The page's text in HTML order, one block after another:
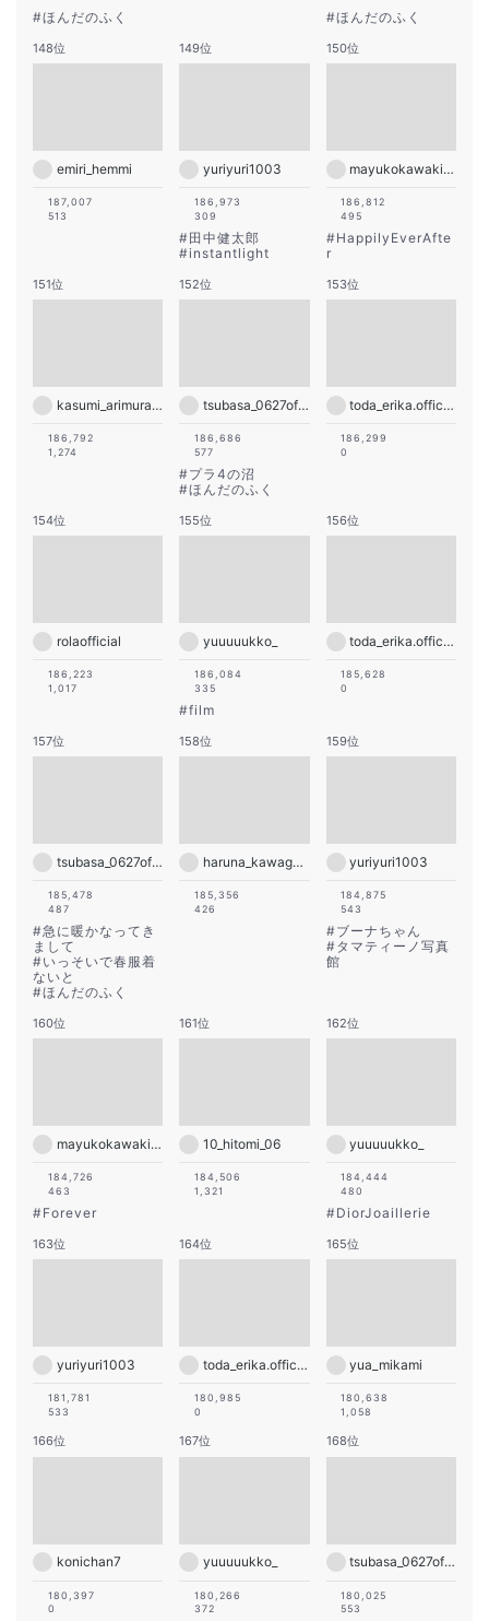
#ほんだのふく #ほんだのふく
148位
emiri_hemmi
187,007
513
149位
yuriyuri1003
186,973
309
#田中健太郎
#instantlight
150位
mayukokawakitaofficial
186,812
495
#HappilyEverAfte
r
151位
kasumi_arimura.official
186,792
1,274
152位
tsubasa_0627official
186,686
577
#プラ4の沼
#ほんだのふく
153位
toda_erika.official
186,299
0
154位
rolaofficial
186,223
1,017
155位
yuuuuukko_
186,084
335
#film
156位
toda_erika.official
185,628
0
157位
tsubasa_0627official
185,478
487
#急に暖かなってき
まして
#いっそいで春服着
ないと
#ほんだのふく
158位
haruna_kawaguchi_official
185,356
426
159位
yuriyuri1003
184,875
543
#ブーナちゃん
#タマティーノ写真
館
160位
mayukokawakitaofficial
184,726
463
#Forever
161位
10_hitomi_06
184,506
1,321
162位
yuuuuukko_
184,444
480
#DiorJoaillerie
163位
yuriyuri1003
181,781
533
164位
toda_erika.official
180,985
0
165位
yua_mikami
180,638
1,058
166位
konichan7
180,397
0
167位
yuuuuukko_
180,266
372
168位
tsubasa_0627official
180,025
553